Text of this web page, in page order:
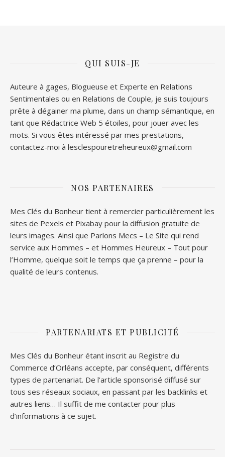
QUI SUIS-JE
Auteure à gages, Blogueuse et Experte en Relations
Sentimentales ou en Relations de Couple, je suis toujours
prête à dégainer ma plume, dans un champ sémantique, en
tant que Rédactrice Web 5 étoiles, pour jouer avec les
mots. Si vous êtes intéressé par mes prestations,
contactez-moi à lesclespouretreheureux@gmail.com
NOS PARTENAIRES
Mes Clés du Bonheur tient à remercier particulièrement les
sites de Pexels et Pixabay pour la diffusion gratuite de
leurs images. Ainsi que Parlons Mecs – Le Site qui rend
service aux Hommes – et Hommes Heureux – Tout pour
l’Homme, quelque soit le temps que ça prenne – pour la
qualité de leurs contenus.
PARTENARIATS ET PUBLICITÉ
Mes Clés du Bonheur étant inscrit au Registre du
Commerce d’Orléans accepte, par conséquent, différents
types de partenariat. De l’article sponsorisé diffusé sur
tous ses réseaux sociaux, en passant par les backlinks et
autres liens… Il suffit de me contacter pour plus
d’informations à ce sujet.